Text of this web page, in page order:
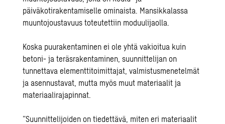
päiväkotirakentamiselle ominaista. Mansikkalassa
muuntojoustavuus toteutettiin moduulijaolla.
Koska puurakentaminen ei ole yhtä vakioitua kuin
betoni- ja teräsrakentaminen, suunnittelijan on
tunnettava elementtitoimittajat, valmistusmenetelmät
ja asennustavat, mutta myös muut materiaalit ja
materiaalirajapinnat.
”Suunnittelijoiden on tiedettävä, miten eri materiaalit